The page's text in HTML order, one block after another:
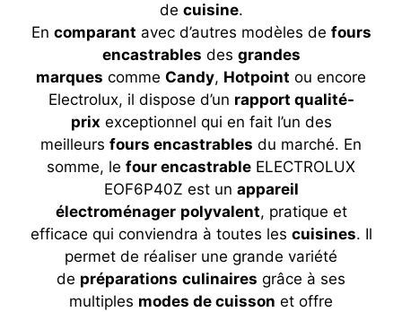
de cuisine.
En comparant avec d’autres modèles de fours
encastrables des grandes
marques comme Candy, Hotpoint ou encore
Electrolux, il dispose d’un rapport qualité-
prix exceptionnel qui en fait l’un des
meilleurs fours encastrables du marché. En
somme, le four encastrable ELECTROLUX
EOF6P40Z est un appareil
électroménager polyvalent, pratique et
efficace qui conviendra à toutes les cuisines. Il
permet de réaliser une grande variété
de préparations culinaires grâce à ses
multiples modes de cuisson et offre